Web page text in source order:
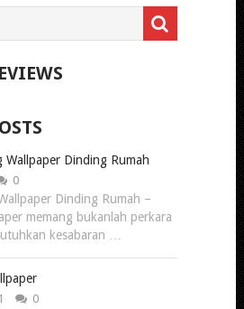
Wallpaper Dinding Rumah
0
Dinding Rumah –
memang bukanlah perkara
kesabaran …
0